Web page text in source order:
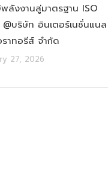
ลังงานสู่มาตรฐาน ISO
บริษัท อินเตอร์เนชั่นแนล
าทอรีส์ จำกัด
27, 2026